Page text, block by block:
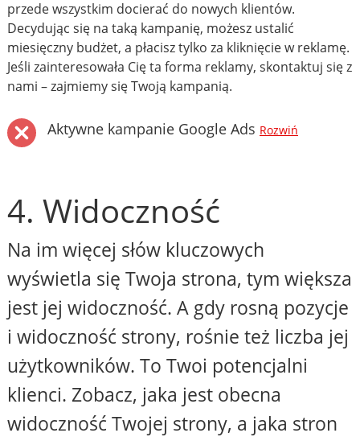
przede wszystkim docierać do nowych klientów.
Decydując się na taką kampanię, możesz ustalić
miesięczny budżet, a płacisz tylko za kliknięcie w reklamę.
Jeśli zainteresowała Cię ta forma reklamy, skontaktuj się z
nami – zajmiemy się Twoją kampanią.
Aktywne kampanie Google Ads Rozwiń
4. Widoczność
Na im więcej słów kluczowych
wyświetla się Twoja strona, tym większa
jest jej widoczność. A gdy rosną pozycje
i widoczność strony, rośnie też liczba jej
użytkowników. To Twoi potencjalni
klienci. Zobacz, jaka jest obecna
widoczność Twojej strony, a jaka stron